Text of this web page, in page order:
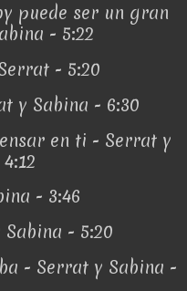
puede ser un gran
- 5:22
- 5:20
y Sabina - 6:30
en ti - Serrat y
- 3:46
- 5:20
- Serrat y Sabina -